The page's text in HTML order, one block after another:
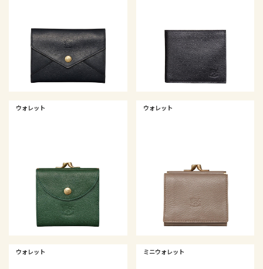
ウォレット ウォレット
ウォレット ミニウォレット